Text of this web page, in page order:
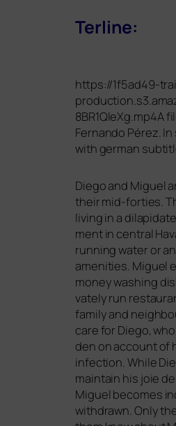
Terline:
https://1f5ad49-
8BR1QleXg.mp4A
Fernando Pérez.
with ger­man
Diego and Miguel
their mid-for­ties.
living in a
ment in cen­tral
run­ning water or
amen­i­ties. Miguel
money washing
va­te­ly run
fami­ly and
care for Diego,
den on account of
infec­tion. While
main­tain his joie
Miguel beco­mes
with­drawn. Only